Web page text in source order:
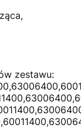
zestawu: